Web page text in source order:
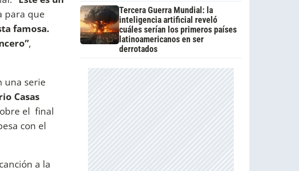
para que
famosa.
,
una serie
Casas
el final
con el
a la
Tercera Guerra Mundial: la
inteligencia artificial reveló
cuáles serían los primeros países
latinoamericanos en ser
derrotados